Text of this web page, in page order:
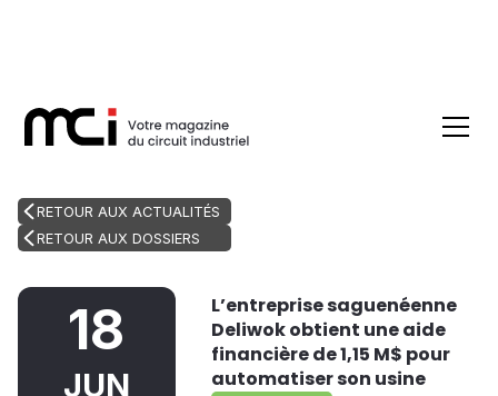
RETOUR AUX ACTUALITÉS
RETOUR AUX DOSSIERS
18
JUN
L’entreprise saguenéenne
Deliwok obtient une aide
financière de 1,15 M$ pour
automatiser son usine